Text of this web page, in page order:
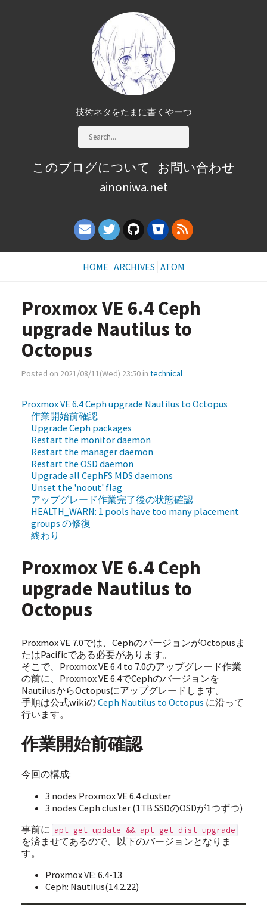
技術ネタをたまに書くやーつ
このブログについて お問い合わせ
ainoniwa.net
HOME ARCHIVES ATOM
Proxmox VE 6.4 Ceph
upgrade Nautilus to
Octopus
Posted on 2021/08/11(Wed) 23:50 in technical
Proxmox VE 6.4 Ceph upgrade Nautilus to Octopus
作業開始前確認
Upgrade Ceph packages
Restart the monitor daemon
Restart the manager daemon
Restart the OSD daemon
Upgrade all CephFS MDS daemons
Unset the 'noout' flag
アップグレード作業完了後の状態確認
HEALTH_WARN: 1 pools have too many placement
groups の修復
終わり
Proxmox VE 6.4 Ceph
upgrade Nautilus to
Octopus
Proxmox VE 7.0では、CephのバージョンがOctopusま
たはPacificである必要があります。
そこで、Proxmox VE 6.4 to 7.0のアップグレード作業
の前に、Proxmox VE 6.4でCephのバージョンを
NautilusからOctopusにアップグレードします。
手順は公式wikiのCeph Nautilus to Octopus に沿って
行います。
作業開始前確認
今回の構成:
3 nodes Proxmox VE 6.4 cluster
3 nodes Ceph cluster (1TB SSDのOSDが1つずつ)
事前に apt-get update && apt-get dist-upgrade
を済ませてあるので、以下のバージョンとなりま
す。
Proxmox VE: 6.4-13
Ceph: Nautilus(14.2.22)